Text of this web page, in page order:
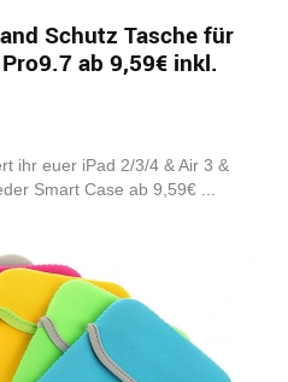
Schutz Tasche für
ab 9,59€ inkl.
ihr euer iPad 2/3/4 & Air 3 &
Smart Case ab 9,59€ ...